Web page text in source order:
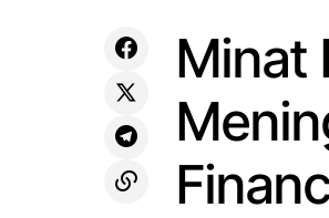
Minat